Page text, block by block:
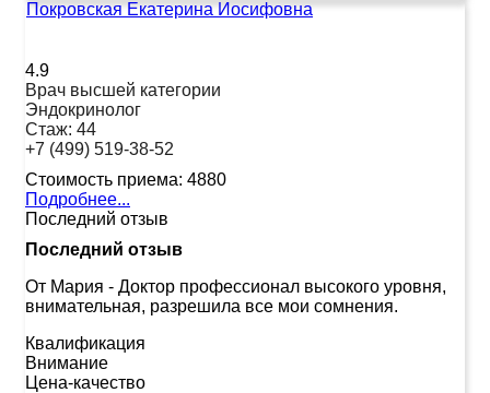
Покровская Екатерина Иосифовна
4.9
Врач высшей категории
Эндокринолог
Стаж: 44
+7 (499) 519-38-52
Стоимость приема: 4880
Подробнее...
Последний отзыв
Последний отзыв
От Мария - Доктор профессионал высокого уровня,
внимательная, разрешила все мои сомнения.
Квалификация
Внимание
Цена-качество